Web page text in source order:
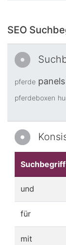
SEO
pferde panels
pferdeboxen
Suchbegriff
und
für
mit